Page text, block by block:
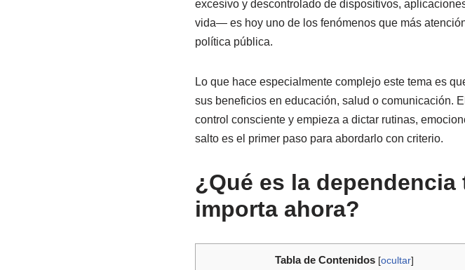
excesivo y descontrolado de dispositivos,
vida— es hoy uno de los fenómenos que más
política pública.
Lo que hace especialmente complejo este tema es
sus beneficios en educación, salud o comunicación.
control consciente y empieza a dictar rutinas,
salto es el primer paso para abordarlo con criterio.
¿Qué es la
importa ahora?
Tabla de Contenidos [ocultar]